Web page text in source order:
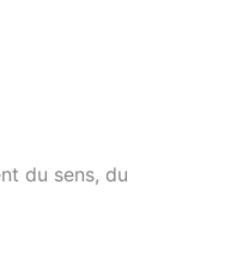
du sens, du